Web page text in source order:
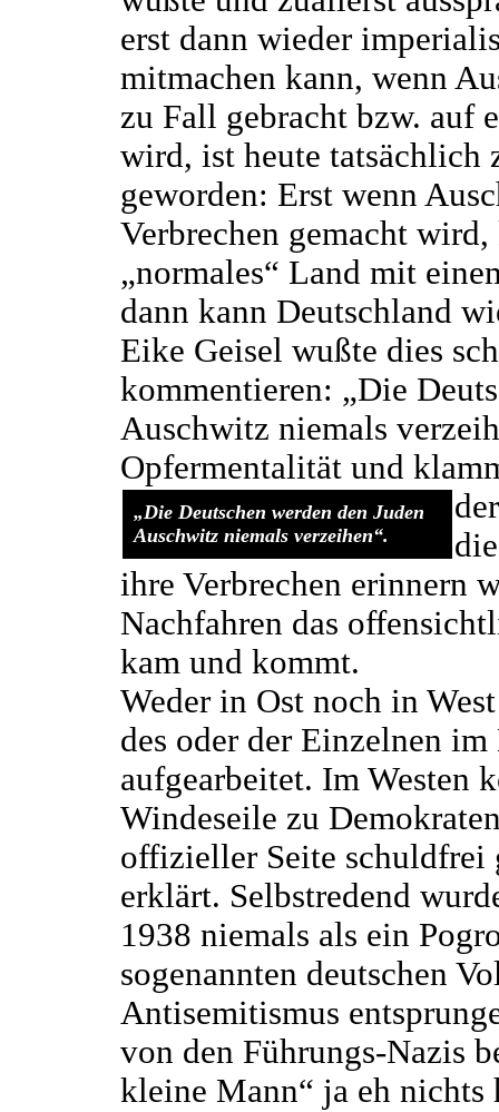
erst dann wieder
mitmachen kann, wenn
zu Fall gebracht bzw. auf
wird, ist heute tatsächlich
geworden: Erst wenn
Verbrechen gemacht
„normales“ Land mit
dann kann Deutschland
Eike Geisel wußte dies
kommentieren: „Die
Auschwitz niemals
Opfermentalität und
„Die Deutschen werden den Juden
Auschwitz niemals verzeihen“.
ihre Verbrechen erinnern
Nachfahren das
kam und kommt.
Weder in Ost noch in
des oder der Einzelnen
aufgearbeitet. Im Westen
Windeseile zu
offizieller Seite schuldfrei
erklärt. Selbstredend
1938 niemals als ein
sogenannten deutschen
Antisemitismus
von den Führungs-Nazis
kleine Mann“ ja eh nichts